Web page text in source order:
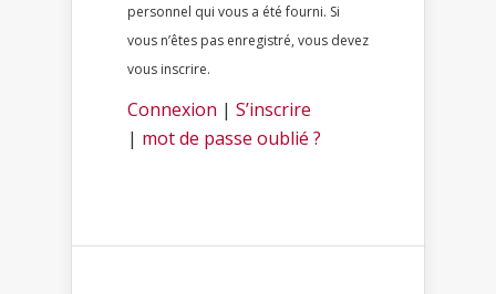
personnel qui vous a été fourni. Si
vous n’êtes pas enregistré, vous devez
vous inscrire.
Connexion | S’inscrire
| mot de passe oublié ?